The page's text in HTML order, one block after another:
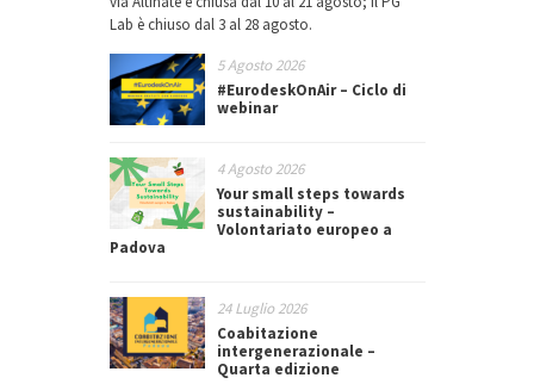
Lab è chiuso dal 3 al 28 agosto.
5 Agosto 2026
#EurodeskOnAir – Ciclo di
webinar
4 Agosto 2026
Your small steps towards
sustainability –
Volontariato europeo a
Padova
24 Luglio 2026
Coabitazione
intergenerazionale –
Quarta edizione